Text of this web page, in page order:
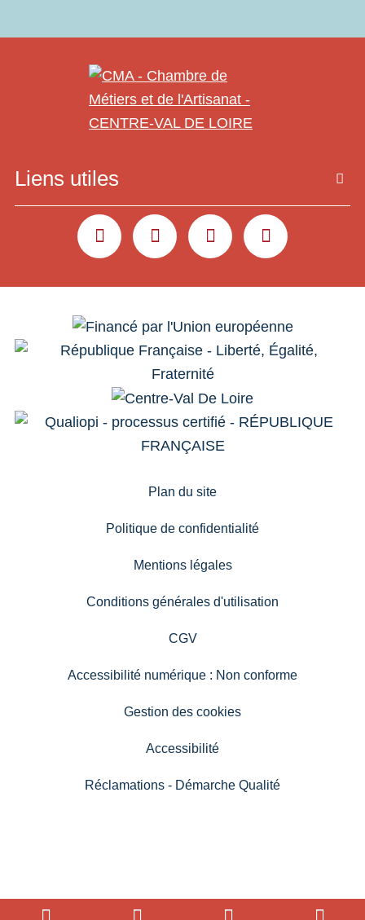
Liens utiles
YOUTUBELINKEDININSTAGRAMFACEBOOK
Plan du site
Politique de confidentialité
Mentions légales
Conditions générales d'utilisation
CGV
Accessibilité numérique : Non conforme
Gestion des cookies
Accessibilité
Réclamations - Démarche Qualité